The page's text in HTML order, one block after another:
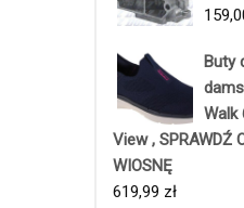
Buty
Walk
View , SPRAWDŹ
WIOSNĘ
619,99 zł